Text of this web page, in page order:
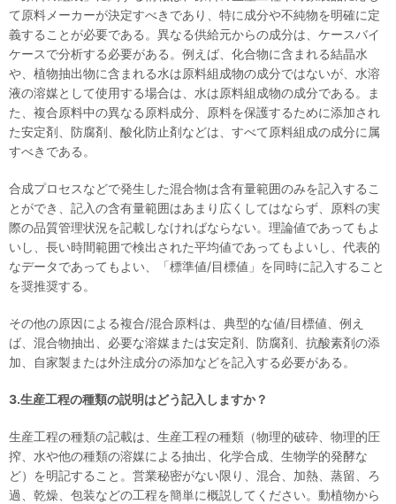
て原料メーカーが決定すべきであり、特に成分や不純物を明確に定
義することが必要である。異なる供給元からの成分は、ケースバイ
ケースで分析する必要がある。例えば、化合物に含まれる結晶水
や、植物抽出物に含まれる水は原料組成物の成分ではないが、水溶
液の溶媒として使用する場合は、水は原料組成物の成分である。ま
た、複合原料中の異なる原料成分、原料を保護するために添加され
た安定剤、防腐剤、酸化防止剤などは、すべて原料組成の成分に属
すべきである。
合成プロセスなどで発生した混合物は含有量範囲のみを記入するこ
とができ、記入の含有量範囲はあまり広くしてはならず、原料の実
際の品質管理状況を記載しなければならない。理論値であってもよ
いし、長い時間範囲で検出された平均値であってもよいし、代表的
なデータであってもよい、「標準値/目標値」を同時に記入すること
を奨推奨する。
その他の原因による複合/混合原料は、典型的な値/目標値、例え
ば、混合物抽出、必要な溶媒または安定剤、防腐剤、抗酸素剤の添
加、自家製または外注成分の添加などを記入する必要がある。
3.生産工程の種類の説明はどう記入しますか？
生産工程の種類の記載は、生産工程の種類（物理的破砕、物理的圧
搾、水や他の種類の溶媒による抽出、化学合成、生物学的発酵な
ど）を明記すること。営業秘密がない限り、混合、加熱、蒸留、ろ
過、乾燥、包装などの工程を簡単に概説してください。動植物から